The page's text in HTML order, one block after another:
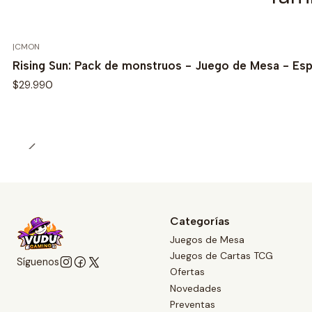
|CMON
Rising Sun: Pack de monstruos - Juego de Mesa -
$29.990
Síguenos
Categorías
Juegos de Mesa
Juegos de Cartas TCG
Ofertas
Novedades
Preventas